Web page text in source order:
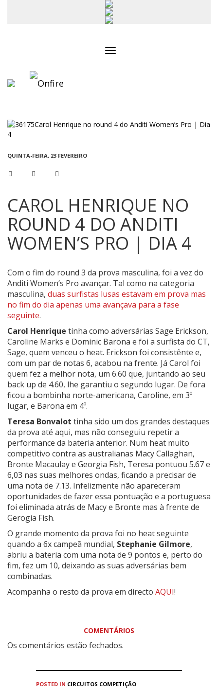
QUINTA-FEIRA, 23 FEVEREIRO
CAROL HENRIQUE NO
ROUND 4 DO ANDITI
WOMEN’S PRO | DIA 4
Com o fim do round 3 da prova masculina, foi a vez do
Anditi Women’s Pro avançar. Tal como na categoria
masculina, duas surfistas lusas estavam em prova mas
no fim do dia apenas uma avançava para a fase
seguinte.
Carol Henrique tinha como adversárias Sage Erickson,
Caroline Marks e Dominic Barona e foi a surfista do CT,
Sage, quem venceu o heat. Erickson foi consistênte e,
com um par de notas 6, acabou na frente. Já Carol foi
quem fez a melhor nota, um 6.60 que, juntando ao seu
back up de 4.60, lhe garantiu o segundo lugar. De fora
ficou a bombinha norte-americana, Caroline, em 3º
lugar, e Barona em 4º.
Teresa Bonvalot tinha sido um dos grandes destaques
da prova até aqui, mas não conseguiu repetir a
performance da bateria anterior. Num heat muito
competitivo contra as australianas Macy Callaghan,
Bronte Macaulay e Georgia Fish, Teresa pontuou 5.67 e
6,03 nas suas melhores ondas, ficando a precisar de
uma nota de 7.13. Infelizmente não apareceram
oportunidades de fazer essa pontuação e a portuguesa
foi eliminada atrás de Macy e Bronte mas à frente de
Gerogia Fish.
O grande momento da prova foi no heat seguinte
quando a 6x campeã mundial, Stephanie Gilmore,
abriu a bateria com uma nota de 9 pontos e, perto do
fim, fez um 10, deixando as suas adversárias bem
combinadas.
Acompanha o resto da prova em directo AQUI!
COMENTÁRIOS
Os comentários estão fechados.
POSTED IN CIRCUITOS COMPETIÇÃO